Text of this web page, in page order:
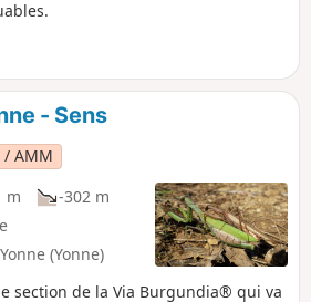
- Sens
AMM
m
-302 m
(Yonne)
section de la Via Burgundia® qui va